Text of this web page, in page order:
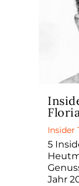
Insider
5
Jahr